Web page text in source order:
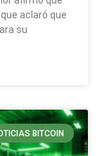
aclaró que
su
BITCOIN